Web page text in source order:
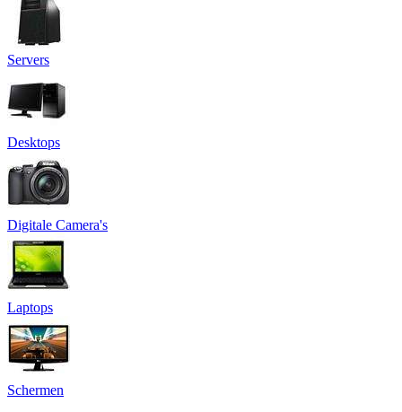
Servers
Desktops
Digitale Camera's
Laptops
Schermen